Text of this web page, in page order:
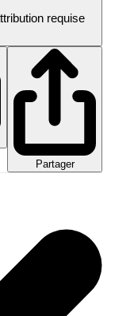
requise
Partager